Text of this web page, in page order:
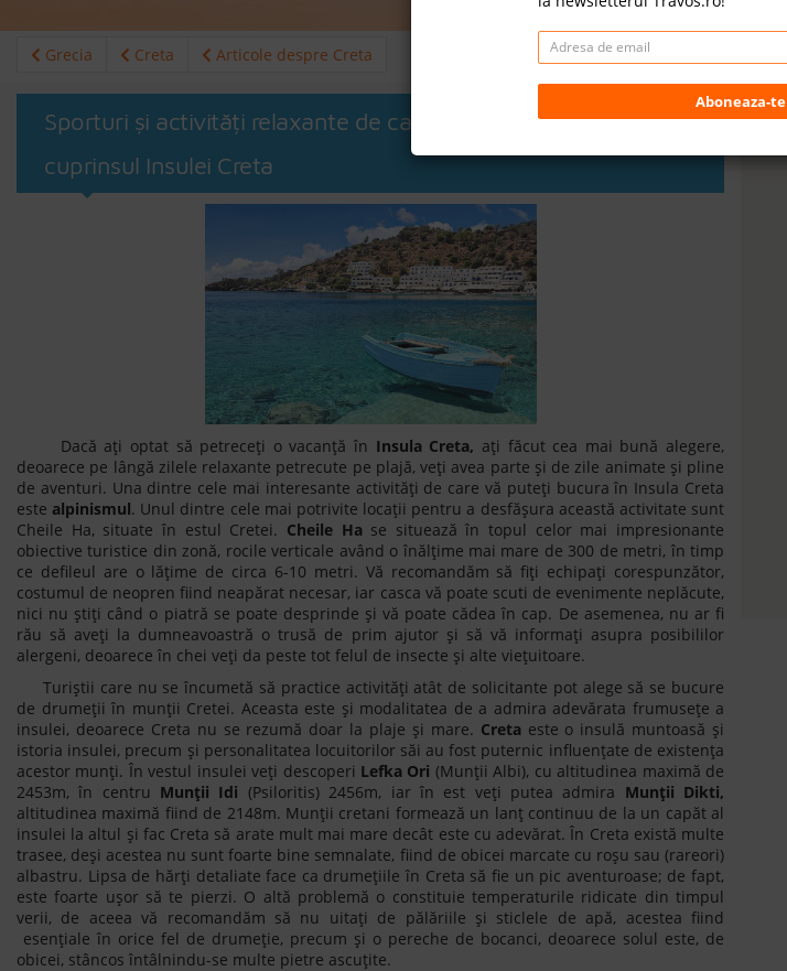
Grecia Creta Articole despre Creta
Sporturi și activități relaxante de care vă puteți bucura pe
cuprinsul Insulei Creta
Dacă ați optat să petreceți o vacanță în Insula Creta, ați făcut cea mai bună alegere,
deoarece pe lângă zilele relaxante petrecute pe plajă, veți avea parte și de zile animate și pline
de aventuri. Una dintre cele mai interesante activități de care vă puteți bucura în Insula Creta
este alpinismul. Unul dintre cele mai potrivite locații pentru a desfășura această activitate sunt
Cheile Ha, situate în estul Cretei. Cheile Hase situează în topul celor mai impresionante
obiective turistice din zonă, rocile verticale având o înălțime mai mare de 300 de metri, în timp
ce defileul are o lățime de circa 6-10 metri. Vă recomandăm să fiți echipați corespunzător,
costumul de neopren fiind neapărat necesar, iar casca vă poate scuti de evenimente neplăcute,
nici nu știți când o piatră se poate desprinde și vă poate cădea în cap. De asemenea, nu ar fi
rău să aveți la dumneavoastră o trusă de prim ajutor și să vă informați asupra posibililor
alergeni, deoarece în chei veți da peste tot felul de insecte și alte viețuitoare.
Turiștii care nu se încumetă să practice activități atât de solicitante pot alege să se bucure
de drumeții în munții Cretei. Aceasta este și modalitatea de a admira adevărata frumusețe a
insulei, deoarece Creta nu se rezumă doar la plaje și mare. Cretaeste o insulă muntoasă și
istoria insulei, precum și personalitatea locuitorilor săi au fost puternic influențate de existența
acestor munți. În vestul insulei veți descoperi Lefka Ori (Munții Albi), cu altitudinea maximă de
2453m, în centru Munții Idi (Psiloritis) 2456m, iar în est veți putea admira Munții Dikti,
altitudinea maximă fiind de 2148m. Munții cretani formează un lanț continuu de la un capăt al
insulei la altul și fac Creta să arate mult mai mare decât este cu adevărat. În Creta există multe
trasee, deși acestea nu sunt foarte bine semnalate, fiind de obicei marcate cu roșu sau (rareori)
albastru. Lipsa de hărți detaliate face ca drumețiile în Creta să fie un pic aventuroase; de fapt,
este foarte ușor să te pierzi. O altă problemă o constituie temperaturile ridicate din timpul
verii, de aceea vă recomandăm să nu uitați de pălăriile și sticlele de apă, acestea fiind
esențiale în orice fel de drumeție, precum și o pereche de bocanci, deoarece solul este, de
obicei, stâncos întâlnindu-se multe pietre ascuțite.
Aboneaza-te